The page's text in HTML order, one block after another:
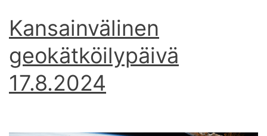
Kansainvälinen
geokätköilypäivä
17.8.2024